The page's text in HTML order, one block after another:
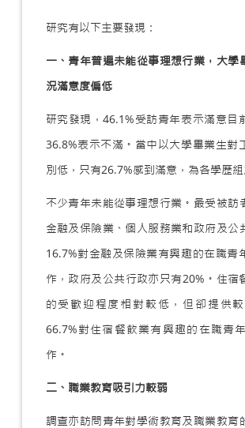
研究有以下主要發現：
一、青年普遍未能從事理想行業，大學
況滿意度偏低
研究發現，46.1%受訪青年表示滿意目
36.8%表示不滿。當中以大學畢業生對
別低，只有26.7%感到滿意，為各學歷組
不少青年未能從事理想行業。最受被訪
金融及保險業、個人服務業和政府及公
16.7%對金融及保險業有興趣的在職青
作，政府及公共行政亦只有20%。住宿
的受歡迎程度相對較低，但卻提供較
66.7%對住宿餐飲業有興趣的在職青
作。
二、職業教育吸引力較弱
調查亦訪問青年對學術教育及職業教育